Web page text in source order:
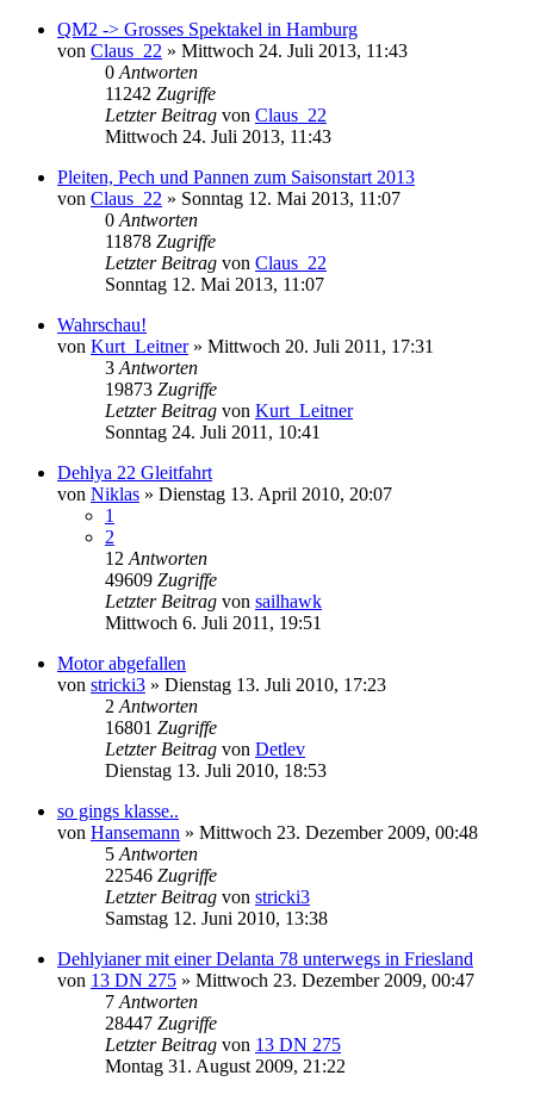
QM2 -> Grosses Spektakel in Hamburg
von Claus_22 » Mittwoch 24. Juli 2013, 11:43
0 Antworten
11242 Zugriffe
Letzter Beitrag von Claus_22
Mittwoch 24. Juli 2013, 11:43
Pleiten, Pech und Pannen zum Saisonstart 2013
von Claus_22 » Sonntag 12. Mai 2013, 11:07
0 Antworten
11878 Zugriffe
Letzter Beitrag von Claus_22
Sonntag 12. Mai 2013, 11:07
Wahrschau!
von Kurt_Leitner» Mittwoch 20. Juli 2011, 17:31
3 Antworten
19873 Zugriffe
Letzter Beitrag von Kurt_Leitner
Sonntag 24. Juli 2011, 10:41
Dehlya 22 Gleitfahrt
von Niklas » Dienstag 13. April 2010, 20:07
1
2
12 Antworten
49609 Zugriffe
Letzter Beitrag von sailhawk
Mittwoch 6. Juli 2011, 19:51
Motor abgefallen
von stricki3 » Dienstag 13. Juli 2010, 17:23
2 Antworten
16801 Zugriffe
Letzter Beitrag von Detlev
Dienstag 13. Juli 2010, 18:53
so gings klasse..
von Hansemann » Mittwoch 23. Dezember 2009, 00:48
5 Antworten
22546 Zugriffe
Letzter Beitrag von stricki3
Samstag 12. Juni 2010, 13:38
Dehlyianer mit einer Delanta 78 unterwegs in Friesland
von 13 DN 275 » Mittwoch 23. Dezember 2009, 00:47
7 Antworten
28447 Zugriffe
Letzter Beitrag von 13 DN 275
Montag 31. August 2009, 21:22